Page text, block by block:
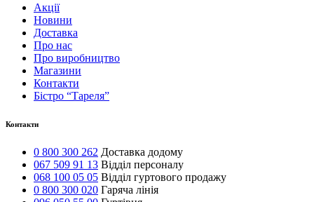
Акції
Новини
Доставка
Про нас
Про виробництво
Магазини
Контакти
Бістро “Тареля”
Контакти
0 800 300 262 Доставка додому
067 509 91 13 Відділ персоналу
068 100 05 05 Відділ гуртового продажу
0 800 300 020 Гаряча лінія